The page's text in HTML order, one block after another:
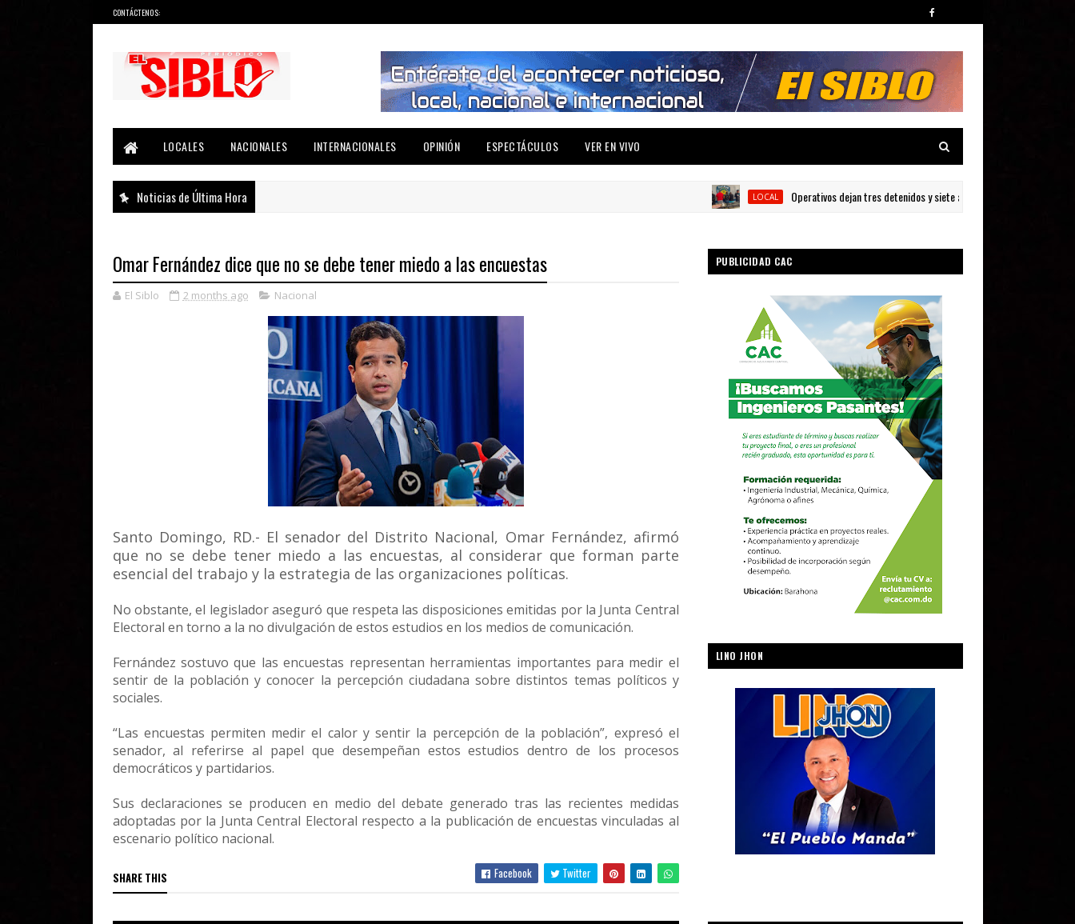
CONTÁCTENOS:
LOCALES
NACIONALES INTERNACIONALES OPINIÓN ESPECTÁCULOS VER EN VIVO
Noticias de Última Hora LOCAL Operativos dejan tres detenidos y siete armas ocupadas en Barahona
Omar Fernández dice que no se debe tener miedo a las encuestas
El Siblo 2 months ago Nacional
Santo Domingo, RD.- El senador del Distrito Nacional, Omar Fernández, afirmó
que no se debe tener miedo a las encuestas, al considerar que forman parte
esencial del trabajo y la estrategia de las organizaciones políticas.
No obstante, el legislador aseguró que respeta las disposiciones emitidas por la Junta Central
Electoral en torno a la no divulgación de estos estudios en los medios de comunicación.
Fernández sostuvo que las encuestas representan herramientas importantes para medir el
sentir de la población y conocer la percepción ciudadana sobre distintos temas políticos y
sociales.
“Las encuestas permiten medir el calor y sentir la percepción de la población”, expresó el
senador, al referirse al papel que desempeñan estos estudios dentro de los procesos
democráticos y partidarios.
Sus declaraciones se producen en medio del debate generado tras las recientes medidas
adoptadas por la Junta Central Electoral respecto a la publicación de encuestas vinculadas al
escenario político nacional.
SHARE THIS Facebook Twitter
PUBLICIDAD CAC
LINO JHON